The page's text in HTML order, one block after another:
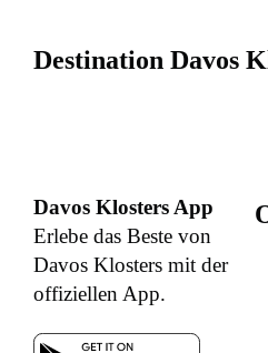
Destination Davos
Davos Klosters App
Erlebe das Beste von
Davos Klosters mit der
offiziellen App.